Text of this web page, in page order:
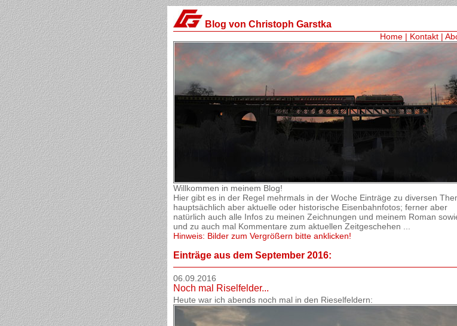
Blog von Christoph Garstka
Home | Kontakt |
Willkommen in meinem Blog!
Hier gibt es in der Regel mehrmals in der Woche Einträge zu diversen
hauptsächlich aber aktuelle oder historische Eisenbahnfotos; ferner aber
natürlich auch alle Infos zu meinen Zeichnungen und meinem Roman
und zu auch mal Kommentare zum aktuellen Zeitgeschehen ...
Hinweis: Bilder zum Vergrößern bitte anklicken!
Einträge aus dem September 2016:
06.09.2016
Noch mal Riselfelder...
Heute war ich abends noch mal in den Rieselfeldern: